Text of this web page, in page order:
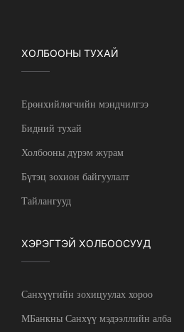
ХОЛБООНЫ ТУХАЙ
Ерөнхийлөгчийн мэндчилгээ
Бидний тухай
Холбооны дүрэм журам
Бүтэц зохион байгуулалт
Тайлангууд
ХЭРЭГТЭЙ ХОЛБООСУУД
Санхүүгийн зохицуулах хороо
МБанкны Санхүү мэдээллийн алба